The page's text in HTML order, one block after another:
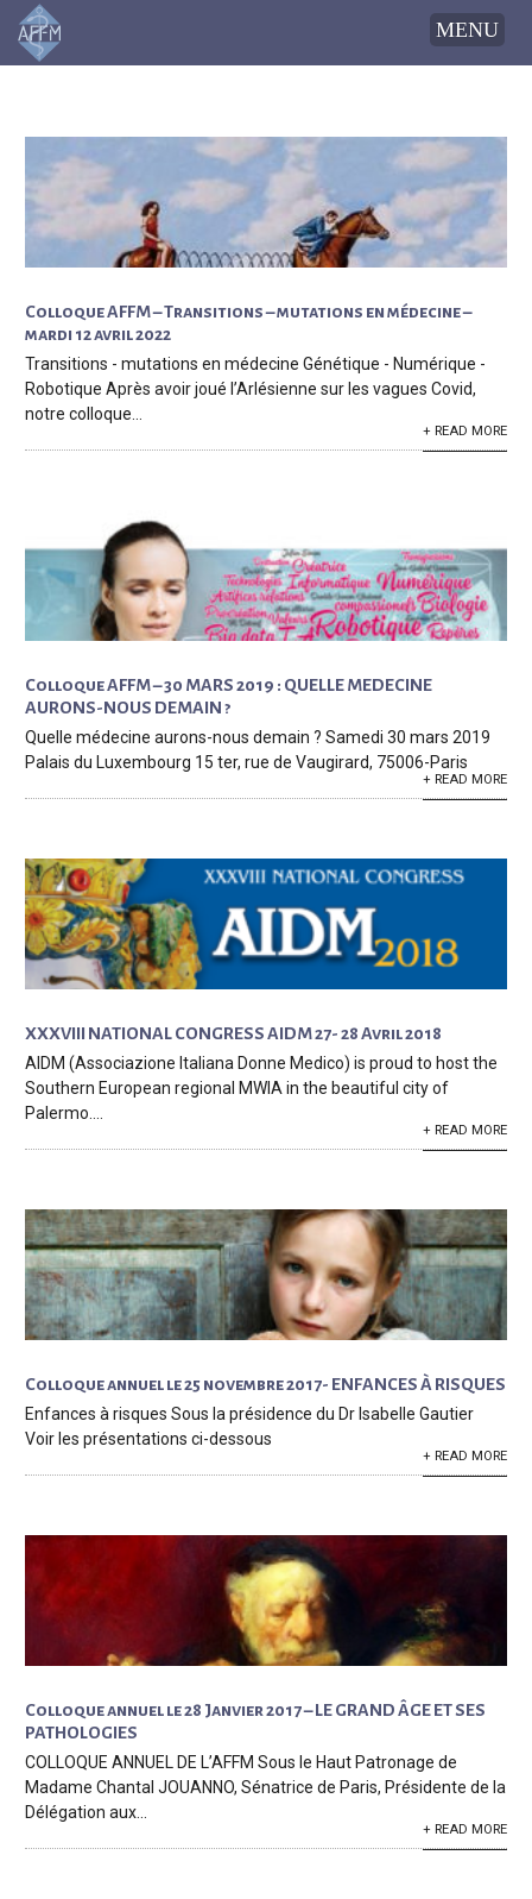
Colloque AFFM – Transitions – mutations en médecine –
mardi 12 avril 2022
Transitions - mutations en médecine Génétique - Numérique -
Robotique Après avoir joué l’Arlésienne sur les vagues Covid,
notre colloque...
+ READ MORE
Colloque AFFM – 30 MARS 2019 : QUELLE MEDECINE
AURONS-NOUS DEMAIN ?
Quelle médecine aurons-nous demain ? Samedi 30 mars 2019
Palais du Luxembourg 15 ter, rue de Vaugirard, 75006-Paris
+ READ MORE
XXXVIII NATIONAL CONGRESS AIDM 27- 28 Avril 2018
AIDM (Associazione Italiana Donne Medico) is proud to host the
Southern European regional MWIA in the beautiful city of
Palermo....
+ READ MORE
Colloque annuel le 25 novembre 2017- ENFANCES À RISQUES
Enfances à risques Sous la présidence du Dr Isabelle Gautier
Voir les présentations ci-dessous
+ READ MORE
Colloque annuel le 28 Janvier 2017 – LE GRAND ÂGE ET SES
PATHOLOGIES
COLLOQUE ANNUEL DE L’AFFM Sous le Haut Patronage de
Madame Chantal JOUANNO, Sénatrice de Paris, Présidente de la
Délégation aux...
+ READ MORE